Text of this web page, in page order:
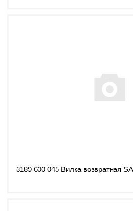
3189 600 045 Вилка возвратная